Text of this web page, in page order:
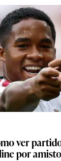
ver
por